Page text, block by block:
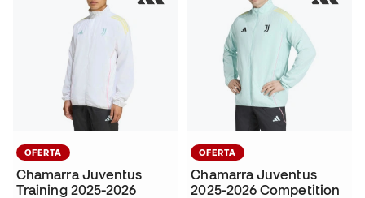
OFERTA
Chamarra Juventus
Training 2025-2026
OFERTA
Chamarra Juventus
2025-2026 Competition